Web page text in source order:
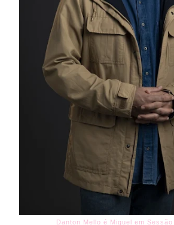
Danton Mello é Miguel em Sessão